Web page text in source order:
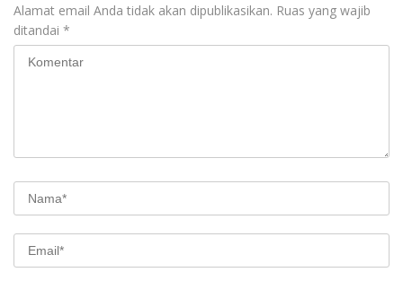
Alamat email Anda tidak akan dipublikasikan. Ruas yang wajib
ditandai *